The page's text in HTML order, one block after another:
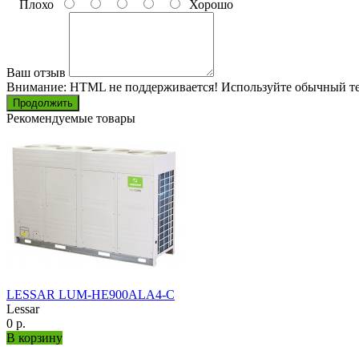
Плохо Хорошо
Ваш отзыв
Внимание: HTML не поддерживается! Используйте обычный
Продолжить
Рекомендуемые товары
LESSAR LUM-HE900ALA4-C
Lessar
0 р.
В корзину